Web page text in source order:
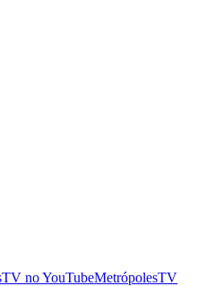
noYouTubeMetrópolesTV